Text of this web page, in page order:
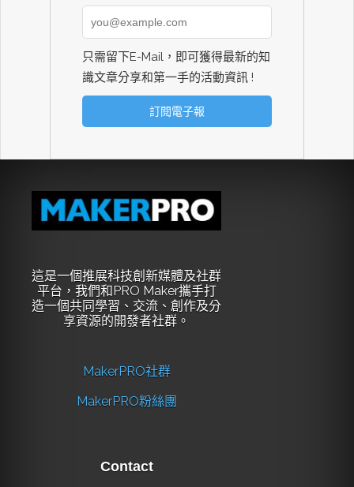
只需留下E-Mail，即可獲得最新的知
識文章分享和第一手的活動資訊 !
這是一個推展科技創新媒體及社群
平台，我們和PRO Maker攜手打
造一個共同學習、交流、創作及分
享資源的開發者社群。
MakerPRO社群
MakerPRO粉絲團
Contact